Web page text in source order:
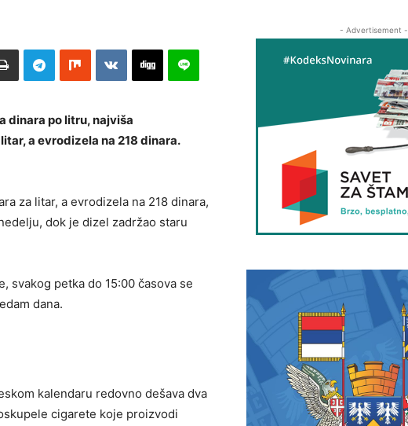
dinara po litru, najviša
a evrodizela na 218 dinara.
za litar, a evrodizela na 218 dinara,
dok je dizel zadržao staru
svakog petka do 15:00 časova se
dana.
kalendaru redovno dešava dva
cigarete koje proizvodi
- Advertisement -